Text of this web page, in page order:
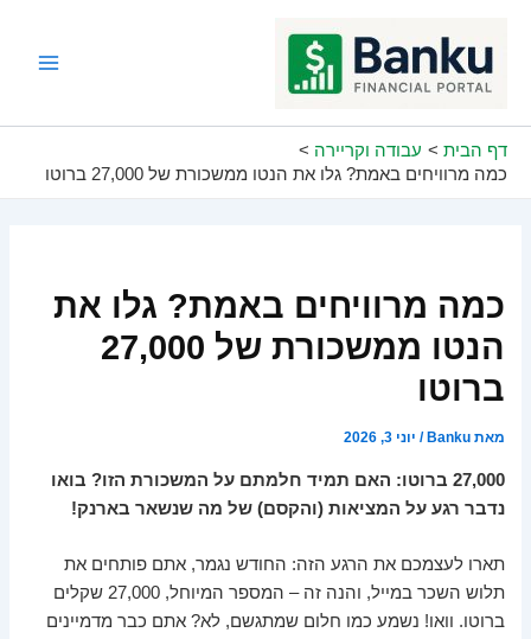
דף הבית
עבודה וקריירה
כמה מרוויחים באמת? גלו את הנטו ממשכורת של 27,000 ברוטו
כמה מרוויחים באמת? גלו את
הנטו ממשכורת של 27,000
ברוטו
מאתBanku
/ יוני 3, 2026
27,000 ברוטו: האם תמיד חלמתם על המשכורת הזו? בואו
נדבר רגע על המציאות (והקסם) של מה שנשאר בארנק!
תארו לעצמכם את הרגע הזה: החודש נגמר, אתם פותחים את
תלוש השכר במייל, והנה זה – המספר המיוחל, 27,000 שקלים
ברוטו. וואו! נשמע כמו חלום שמתגשם, לא? אתם כבר מדמיינים